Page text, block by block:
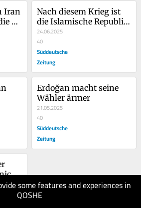
some features and experiences in
QOSHE
Iran
Nach diesem Krieg ist
die Islamische Republik
nicht mehr dieselbe
24.06.2025
40
Süddeutsche
Zeitung
Erdoğan macht seine
Wähler ärmer
21.05.2025
40
Süddeutsche
Zeitung